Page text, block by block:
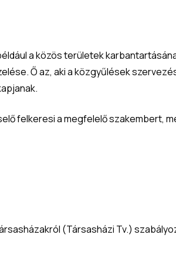
a közös területek
Ő az, aki a közgyűlések
felkeresi a megfelelő szakembert,
(Társasházi Tv.)